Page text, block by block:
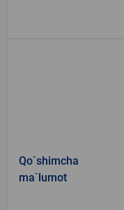
Qo`shimcha
ma`lumot